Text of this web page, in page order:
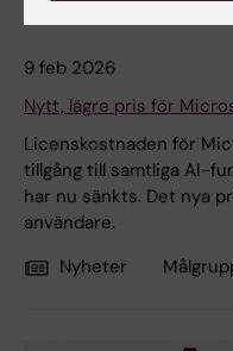
9 feb 2026
Nytt, lägre pris för
Licenskostnaden för
tillgång till samtliga AI-
har nu sänkts. Det nya
användare.
Nyheter